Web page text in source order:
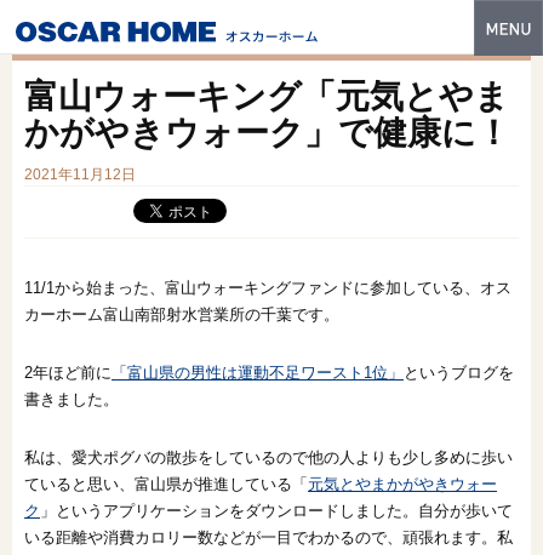
特長
イベント・モデルハウス
建築実例
フォトギャラリー
スマートセレクト
土地情報
富山ウォーキング「元気とやま
かがやきウォーク」で健康に！
2021年11月12日
11/1から始まった、富山ウォーキングファンドに参加している、オス
カーホーム富山南部射水営業所の千葉です。
2年ほど前に 「富山県の男性は運動不足ワースト1位」 というブログを
書きました。
私は、愛犬ポグバの散歩をしているので他の人よりも少し多めに歩い
ていると思い、富山県が推進している「 元気とやまかがやきウォー
ク 」というアプリケーションをダウンロードしました。自分が歩いて
いる距離や消費カロリー数などが一目でわかるので、頑張れます。私